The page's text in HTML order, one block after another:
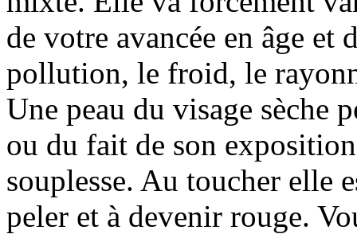
de votre avancée en âge et
pollution, le froid, le
Une peau du visage sèche
ou du fait de son
souplesse. Au toucher elle
peler et à devenir rouge.